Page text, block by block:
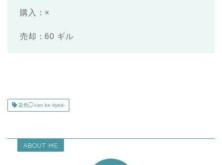
購入：×
売却：60 ギル
染色◯-can be dyed-
ABOUT ME